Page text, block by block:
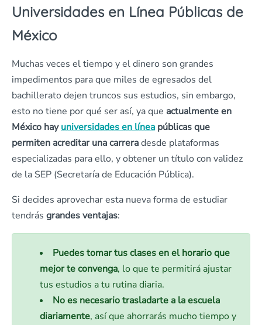
Universidades en Línea Públicas de
México
Muchas veces el tiempo y el dinero son grandes
impedimentos para que miles de egresados del
bachillerato dejen truncos sus estudios, sin embargo,
esto no tiene por qué ser así, ya que actualmente en
México hayuniversidades en línea públicas que
permiten acreditar una carreradesde plataformas
especializadas para ello, y obtener un título con validez
de la SEP (Secretaría de Educación Pública).
Si decides aprovechar esta nueva forma de estudiar
tendrás grandes ventajas:
Puedestomar tus clases en el horario que
mejor te convenga, lo que te permitirá ajustar
tus estudios a tu rutina diaria.
No es necesario trasladarte a la escuela
diariamente, así que ahorrarás mucho tiempo y